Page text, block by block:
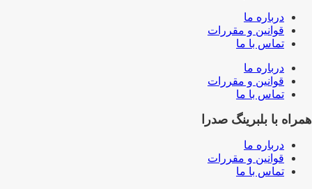
درباره ما
قوانین و مقررات
تماس با ما
درباره ما
قوانین و مقررات
تماس با ما
همراه با بلبرینگ صدرا
درباره ما
قوانین و مقررات
تماس با ما